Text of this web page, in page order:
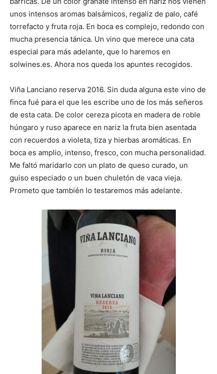
unos intensos aromas balsámicos, regaliz de palo, café
torrefacto y fruta roja. En boca es complejo, redondo con
mucha presencia tánica. Un vino que merece una cata
especial para más adelante, que lo haremos en
solwines.es. Ahora nos queda los apuntes recogidos.
Viña Lanciano reserva 2016. Sin duda alguna este vino de
finca fué para el que les escribe uno de los más señeros
de esta cata. De color cereza picota en madera de roble
húngaro y ruso aparece en nariz la fruta bien asentada
con recuerdos a violeta, tiza y hierbas aromáticas. En
boca es amplio, intenso, fresco, con mucha personalidad.
Me faltó maridarlo con un plato de queso curado, un
guiso especiado o un buen chuletón de vaca vieja.
Prometo que también lo testaremos más adelante.